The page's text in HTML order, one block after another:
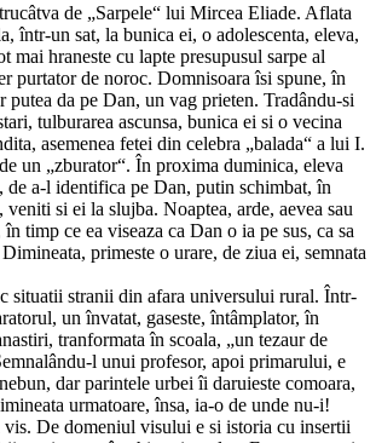
de „Sarpele“ lui Mircea Eliade. Aflata
într-un sat, la bunica ei, o adolescenta, eleva,
mai hraneste cu lapte presupusul sarpe al
purtator de noroc. Domnisoara îsi spune, în
putea da pe Dan, un vag prieten. Tradându-si
tulburarea ascunsa, bunica ei si o vecina
asemenea fetei din celebra „balada“ a lui I.
un „zburator“. În proxima duminica, eleva
de a-l identifica pe Dan, putin schimbat, în
si ei la slujba. Noaptea, arde, aevea sau
timp ce ea viseaza ca Dan o ia pe sus, ca sa
primeste o urare, de ziua ei, semnata
situatii stranii din afara universului rural. Într-
un învatat, gaseste, întâmplator, în
tranformata în scoala, „un tezaur de
l unui profesor, apoi primarului, e
dar parintele urbei îi daruieste comoara,
urmatoare, însa, ia-o de unde nu-i!
vis. De domeniul visului e si istoria cu insertii